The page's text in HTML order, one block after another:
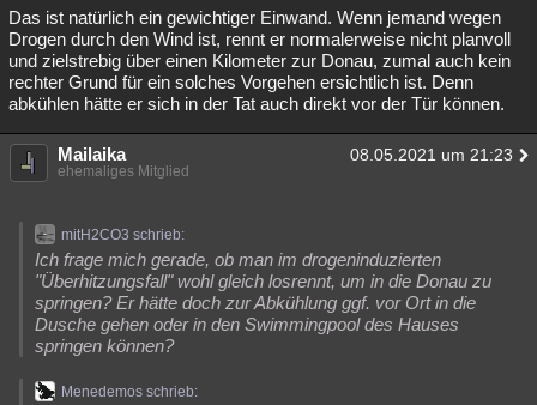
Das ist natürlich ein gewichtiger Einwand. Wenn jemand wegen
Drogen durch den Wind ist, rennt er normalerweise nicht planvoll
und zielstrebig über einen Kilometer zur Donau, zumal auch kein
rechter Grund für ein solches Vorgehen ersichtlich ist. Denn
abkühlen hätte er sich in der Tat auch direkt vor der Tür können.
Mailaika 08.05.2021 um 21:23
ehemaliges Mitglied
mitH2CO3 schrieb:
Ich frage mich gerade, ob man im drogeninduzierten
"Überhitzungsfall" wohl gleich losrennt, um in die Donau zu
springen? Er hätte doch zur Abkühlung ggf. vor Ort in die
Dusche gehen oder in den Swimmingpool des Hauses
springen können?
Menedemos schrieb: